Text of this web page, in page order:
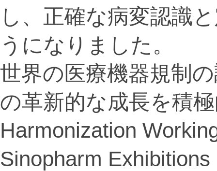
し、正確な病変認識
うになりました。
世界の医療機器規制
の革新的な成長を積
Harmonization
Sinopharm